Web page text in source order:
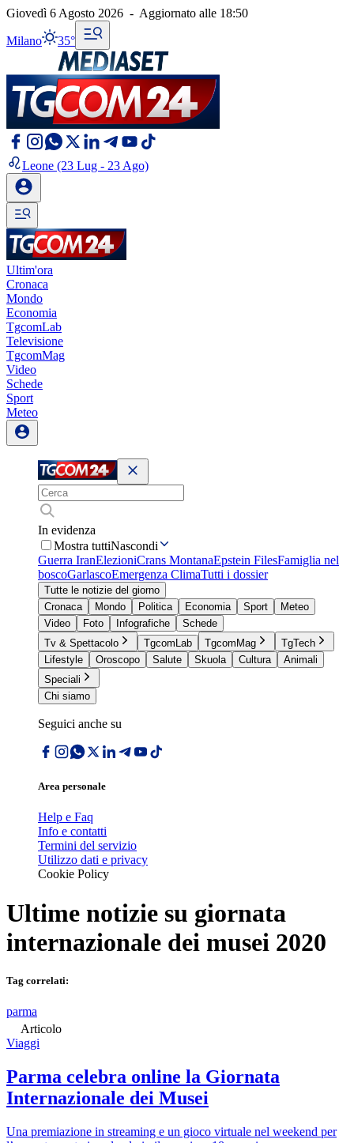
Giovedì 6 Agosto 2026 - Aggiornato alle 18:50
Milano 35°
Leone (23 Lug - 23 Ago)
Ultim'ora
Cronaca
Mondo
Economia
TgcomLab
Televisione
TgcomMag
Video
Schede
Sport
Meteo
In evidenza
Mostra tuttiNascondi
Guerra IranElezioniCrans MontanaEpstein FilesFamiglia nel
boscoGarlascoEmergenza ClimaTutti i dossier
Tutte le notizie del giorno
Cronaca
Mondo Politica Economia Sport
Meteo
Video
Foto Infografiche
Schede
Tv & Spettacolo
TgcomLab TgcomMag
TgTech
Lifestyle
Oroscopo Salute Skuola Cultura
Animali
Speciali
Chi siamo
Seguici anche su
Area personale
Help e Faq
Info e contatti
Termini del servizio
Utilizzo dati e privacy
Cookie Policy
Ultime notizie su giornata
internazionale dei musei 2020
Tag correlati:
parma
Articolo
Viaggi
Parma celebra online la Giornata
Internazionale dei Musei
Una premiazione in streaming e un gioco virtuale nel weekend per